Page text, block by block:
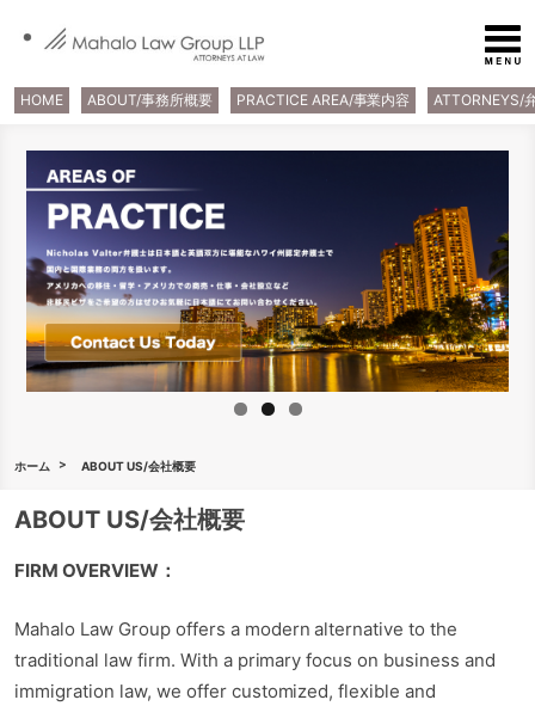
HOME ABOUT/事務所概要 PRACTICE AREA/事業内容 ATTORNEYS/
ホーム ABOUT US/会社概要
ABOUT US/会社概要
FIRM OVERVIEW ：
Mahalo Law Group offers a modern alternative to the
traditional law firm. With a primary focus on business and
immigration law, we offer customized, flexible and